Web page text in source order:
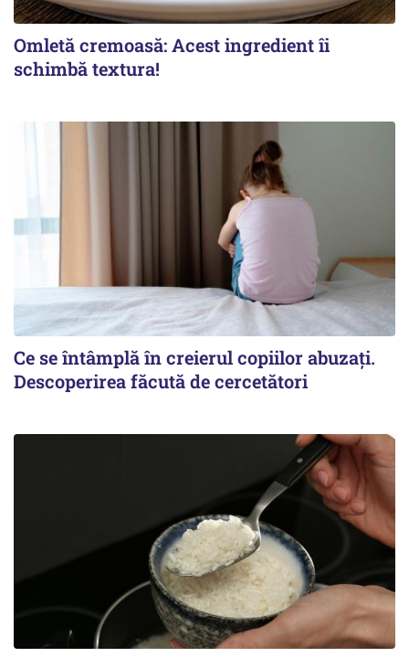
Omletă cremoasă: Acest ingredient îi
schimbă textura!
Ce se întâmplă în creierul copiilor abuzați.
Descoperirea făcută de cercetători